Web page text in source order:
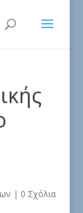
| 0 Σχόλια